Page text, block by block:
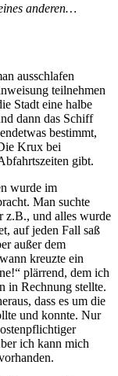
anderen…
ausschlafen
teilnehmen
Stadt eine halbe
dann das Schiff
bestimmt,
Krux bei
gibt.
wurde im
Man suchte
z.B., und alles wurde
auf jeden Fall saß
außer dem
kreuzte ein
plärrend, dem ich
in Rechnung stellte.
dass es um die
und konnte. Nur
ich kann mich